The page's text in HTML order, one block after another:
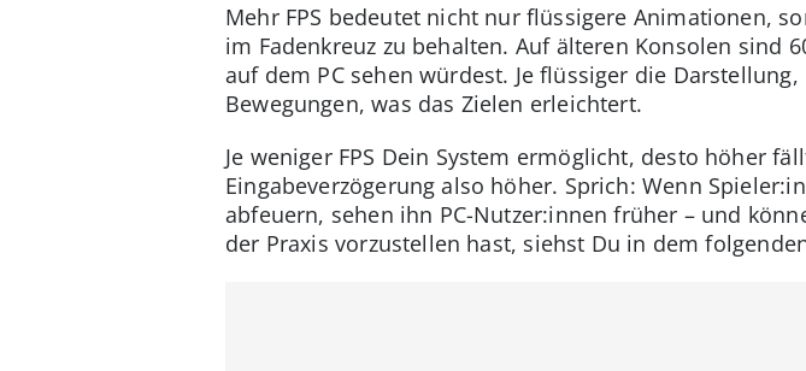
Mehr FPS bedeutet nicht nur flüssigere Animationen,
im Fadenkreuz zu behalten. Auf älteren Konsolen sind
auf dem PC sehen würdest. Je flüssiger die
Bewegungen, was das Zielen erleichtert.
Je weniger FPS Dein System ermöglicht, desto höher
Eingabeverzögerung also höher. Sprich: Wenn
abfeuern, sehen ihn PC-Nutzer:innen früher – und
der Praxis vorzustellen hast, siehst Du in dem